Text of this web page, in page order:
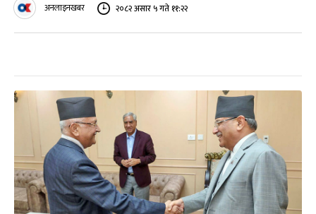
अनलाइनखबर २०८२ असार ५ गते ११:२२